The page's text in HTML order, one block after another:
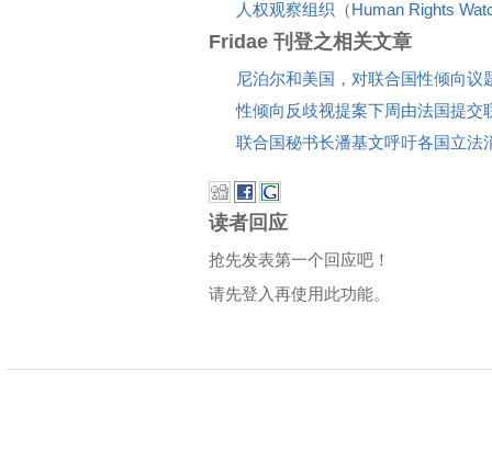
人权观察组织（Human Rights
Fridae 刊登之相关文章
尼泊尔和美国，对联合国性倾向议
性倾向反歧视提案下周由法国提交
联合国秘书长潘基文呼吁各国立法
读者回应
抢先发表第一个回应吧！
请先登入再使用此功能。